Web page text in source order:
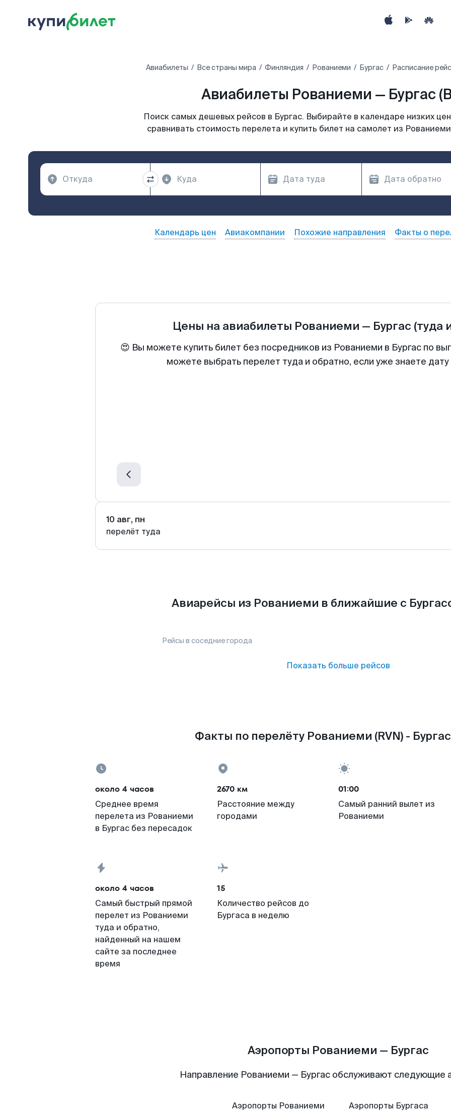
Авиабилеты Все страны мира Финляндия Рованиеми Бургас Расписание
Авиабилеты Рованиеми — Бургас
Поиск самых дешевых рейсов в Бургас. Выбирайте в календаре низких
сравнивать стоимость перелета и купить билет на самолет из
Календарь цен Авиакомпании Похожие направления Факты о
Цены на авиабилеты Рованиеми — Бургас (туда
😍 Вы можете купить билет без посредников из Рованиеми в Бургас по
можете выбрать перелет туда и обратно, если уже знаете
10 авг, пн
перелёт туда
Авиарейсы из Рованиеми в ближайшие с
Рейсы в соседние города
Показать больше рейсов
Факты по перелёту Рованиеми (RVN) -
около 4 часов
Среднее время
перелета из Рованиеми
в Бургас без пересадок
2670 км
Расстояние между
городами
01:00
Самый ранний вылет из
Рованиеми
около 4 часов
Самый быстрый прямой
перелет из Рованиеми
туда и обратно,
найденный на нашем
сайте за последнее
время
15
Количество рейсов до
Бургаса в неделю
Аэропорты Рованиеми — Бургас
Направление Рованиеми — Бургас обслуживают следующие
Аэропорты Рованиеми
Аэропорты Бургаса